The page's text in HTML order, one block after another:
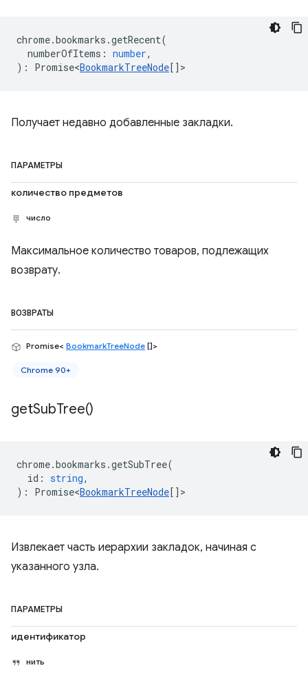
chrome.bookmarks .getRecent(
numberOfItems : number,
) : Promise<BookmarkTreeNode [] >
Получает недавно добавленные закладки.
ПАРАМЕТРЫ
количество предметов
число
Максимальное количество товаров, подлежащих
возврату.
ВОЗВРАТЫ
Promise< BookmarkTreeNode []>
Chrome 90+
getSubTree()
chrome.bookmarks .getSubTree(
id : string,
) : Promise<BookmarkTreeNode [] >
Извлекает часть иерархии закладок, начиная с
указанного узла.
ПАРАМЕТРЫ
идентификатор
нить